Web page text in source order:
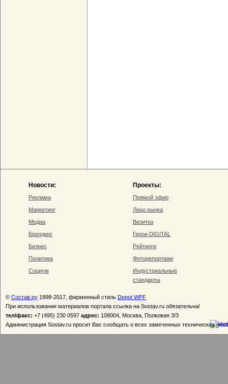
Новости:
Реклама
Маркетинг
Медиа
Брендинг
Бизнес
Политика
Социум
Проекты:
Прямой эфир
Лицо рынка
Визитка
Герои DIGITAL
Рейтинги
Фоторепортажи
Индустриальные
стандарты
© Состав.ру 1998-2017, фирменный стиль Depot WPF
При использовании материалов портала ссылка на Sostav.ru обязательна!
тел/факс: +7 (495) 230 0597 адрес: 109004, Москва, Полковая 3/3
Администрация Sostav.ru просит Вас сообщать о всех замеченных технических